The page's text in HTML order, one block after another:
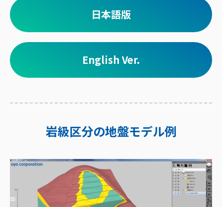
日本語版
English Ver.
岩級区分の地盤モデル例